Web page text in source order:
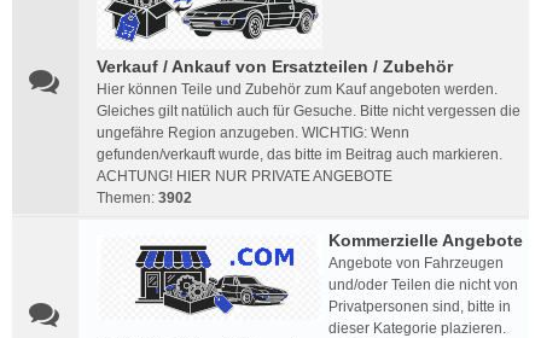
Verkauf / Ankauf von Ersatzteilen / Zubehör
Hier können Teile und Zubehör zum Kauf angeboten werden.
Gleiches gilt natülich auch für Gesuche. Bitte nicht vergessen die
ungefähre Region anzugeben. WICHTIG: Wenn
gefunden/verkauft wurde, das bitte im Beitrag auch markieren.
ACHTUNG! HIER NUR PRIVATE ANGEBOTE
Themen: 3902
Kommerzielle Angebote
Angebote von Fahrzeugen
und/oder Teilen die nicht von
Privatpersonen sind, bitte in
dieser Kategorie plazieren.